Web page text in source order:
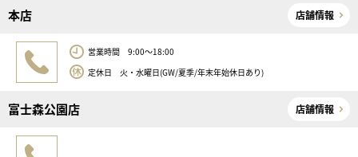
本店 店舗情報
営業時間 9:00～18:00
定休日 火・水曜日(GW/夏季/年末年始休日あり)
富士森公園店 店舗情報